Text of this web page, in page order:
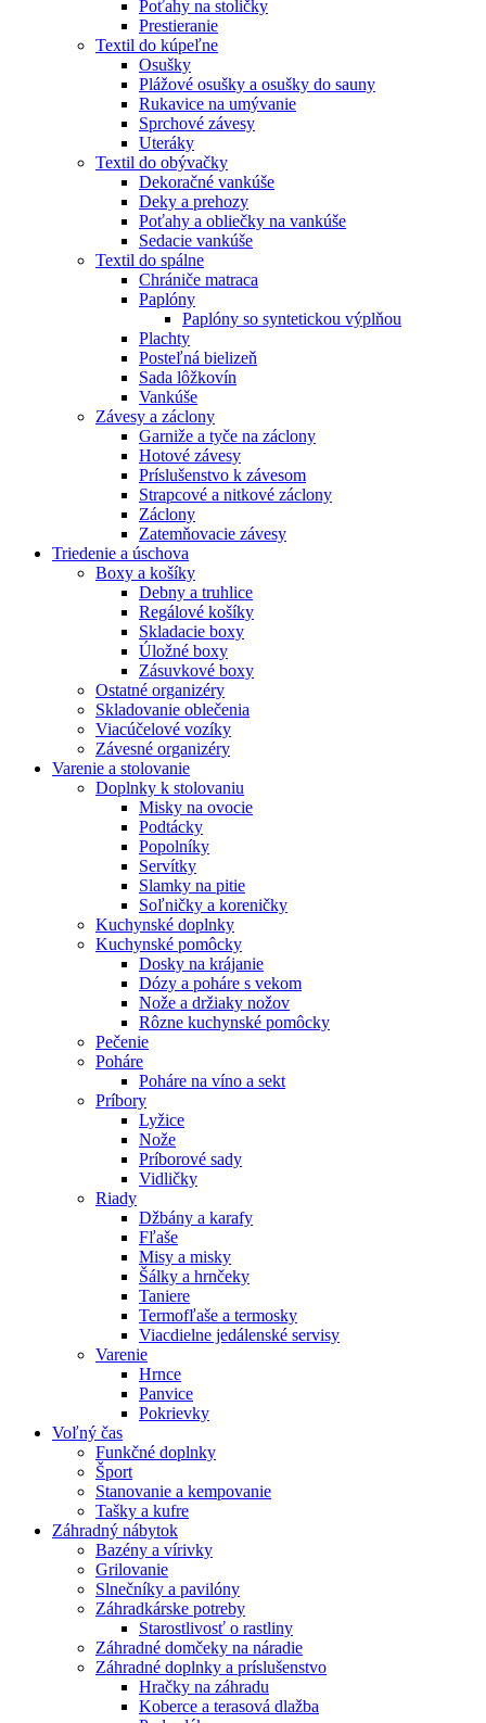
Poťahy na stoličky
Prestieranie
Textil do kúpeľne
Osušky
Plážové osušky a osušky do sauny
Rukavice na umývanie
Sprchové závesy
Uteráky
Textil do obývačky
Dekoračné vankúše
Deky a prehozy
Poťahy a obliečky na vankúše
Sedacie vankúše
Textil do spálne
Chrániče matraca
Paplóny
Paplóny so syntetickou výplňou
Plachty
Posteľná bielizeň
Sada lôžkovín
Vankúše
Závesy a záclony
Garniže a tyče na záclony
Hotové závesy
Príslušenstvo k závesom
Strapcové a nitkové záclony
Záclony
Zatemňovacie závesy
Triedenie a úschova
Boxy a košíky
Debny a truhlice
Regálové košíky
Skladacie boxy
Úložné boxy
Zásuvkové boxy
Ostatné organizéry
Skladovanie oblečenia
Viacúčelové vozíky
Závesné organizéry
Varenie a stolovanie
Doplnky k stolovaniu
Misky na ovocie
Podtácky
Popolníky
Servítky
Slamky na pitie
Soľničky a koreničky
Kuchynské doplnky
Kuchynské pomôcky
Dosky na krájanie
Dózy a poháre s vekom
Nože a držiaky nožov
Rôzne kuchynské pomôcky
Pečenie
Poháre
Poháre na víno a sekt
Príbory
Lyžice
Nože
Príborové sady
Vidličky
Riady
Džbány a karafy
Fľaše
Misy a misky
Šálky a hrnčeky
Taniere
Termofľaše a termosky
Viacdielne jedálenské servisy
Varenie
Hrnce
Panvice
Pokrievky
Voľný čas
Funkčné doplnky
Šport
Stanovanie a kempovanie
Tašky a kufre
Záhradný nábytok
Bazény a vírivky
Grilovanie
Slnečníky a pavilóny
Záhradkárske potreby
Starostlivosť o rastliny
Záhradné domčeky na náradie
Záhradné doplnky a príslušenstvo
Hračky na záhradu
Koberce a terasová dlažba